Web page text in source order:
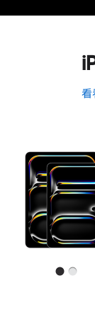
看